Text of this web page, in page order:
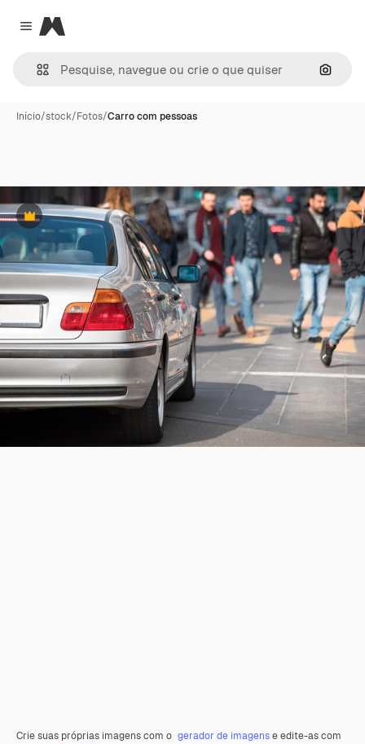
Close menu
Magnific
Início/stock/Fotos/Carro com pessoas
Premium
Crie suas próprias imagens com o gerador de imagense edite-as com